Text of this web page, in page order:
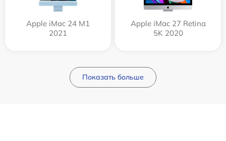
Apple iMac 24 M1
2021
Apple iMac 27 Retina
5K 2020
Показать больше